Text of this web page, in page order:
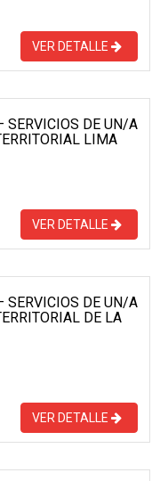
VER DETALLE
DE UN/A
LIMA
VER DETALLE
DE UN/A
DE LA
VER DETALLE